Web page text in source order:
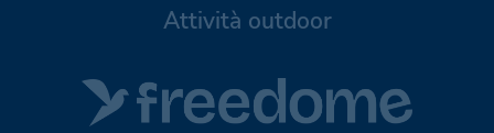
Attività outdoor